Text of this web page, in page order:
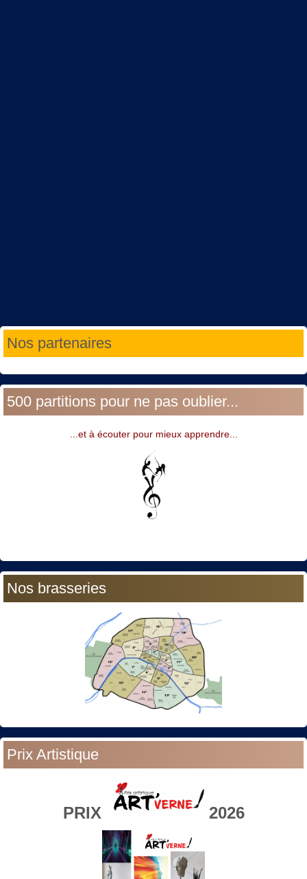
Nos partenaires
500 partitions pour ne pas oublier...
...et à écouter pour mieux apprendre...
Nos brasseries
Prix Artistique
PRIX 2026
Année
précédente
Mois
précédent
Année
suivante
Mois
suivant